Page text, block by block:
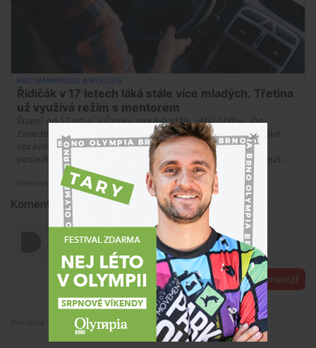
Komentáře
Přidat komentář
Premium